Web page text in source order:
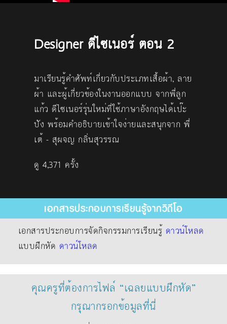
Designer ดีไซเนอร์ ตอน 2
มาเรียนรู้คำศัพท์เกี่ยวกับประเภทเสื้อผ้า, ลาย
ผ้า และผู้เกี่ยวข้องในงานออกแบบ จากพี่ลูก
แก้ว ดีไซเนอร์รุ่นใหม่ที่ใช้ภาษาอังกฤษได้เป๊ะ
ปัง พร้อมคำอธิบายเข้าใจง่ายและสนุกจาก พี่
เต้ - สุผจญ กลิ่นสุวรรณ
ดู 4,371 ครั้ง
เอกสารประกอบการเรียนรู้จากวิดีโอ
เอกสารประกอบการจัดกิจกรรมการเรียนรู้ ดาวน์โหลด
แบบฝึกหัด ดาวน์โหลด
คุณครูที่ต้องการไฟล์ “เฉลยแบบฝึกหัด”
กรุณากรอกข้อมูลที่นี่